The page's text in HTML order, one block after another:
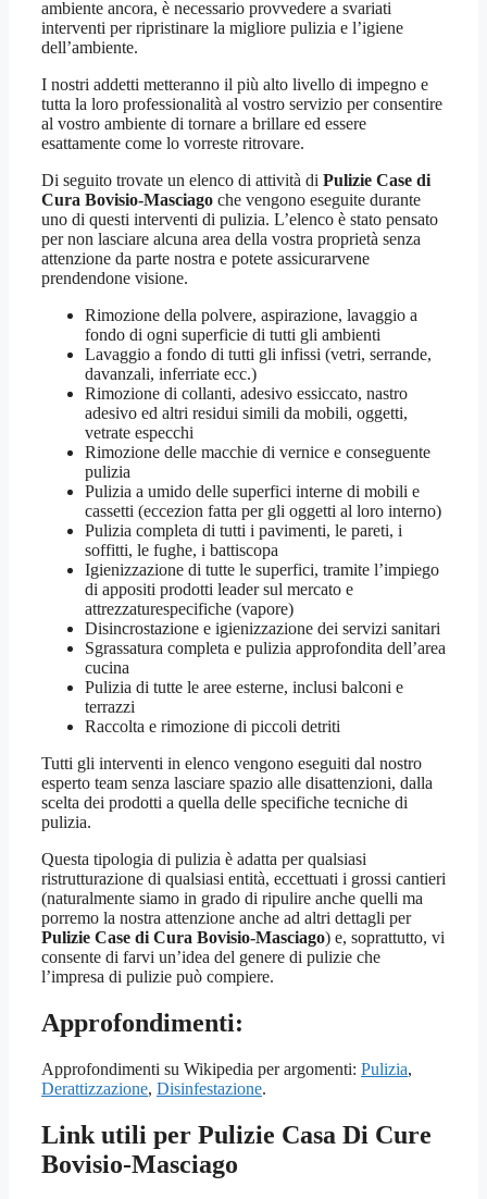
ambiente ancora, è necessario provvedere a svariati
interventi per ripristinare la migliore pulizia e l’igiene
dell’ambiente.
I nostri addetti metteranno il più alto livello di impegno e
tutta la loro professionalità al vostro servizio per consentire
al vostro ambiente di tornare a brillare ed essere
esattamente come lo vorreste ritrovare.
Di seguito trovate un elenco di attività di Pulizie Case di
Cura Bovisio-Masciago che vengono eseguite durante
uno di questi interventi di pulizia. L’elenco è stato pensato
per non lasciare alcuna area della vostra proprietà senza
attenzione da parte nostra e potete assicurarvene
prendendone visione.
Rimozione della polvere, aspirazione, lavaggio a
fondo di ogni superficie di tutti gli ambienti
Lavaggio a fondo di tutti gli infissi (vetri, serrande,
davanzali, inferriate ecc.)
Rimozione di collanti, adesivo essiccato, nastro
adesivo ed altri residui simili da mobili, oggetti,
vetrate especchi
Rimozione delle macchie di vernice e conseguente
pulizia
Pulizia a umido delle superfici interne di mobili e
cassetti (eccezion fatta per gli oggetti al loro interno)
Pulizia completa di tutti i pavimenti, le pareti, i
soffitti, le fughe, i battiscopa
Igienizzazione di tutte le superfici, tramite l’impiego
di appositi prodotti leader sul mercato e
attrezzaturespecifiche (vapore)
Disincrostazione e igienizzazione dei servizi sanitari
Sgrassatura completa e pulizia approfondita dell’area
cucina
Pulizia di tutte le aree esterne, inclusi balconi e
terrazzi
Raccolta e rimozione di piccoli detriti
Tutti gli interventi in elenco vengono eseguiti dal nostro
esperto team senza lasciare spazio alle disattenzioni, dalla
scelta dei prodotti a quella delle specifiche tecniche di
pulizia.
Questa tipologia di pulizia è adatta per qualsiasi
ristrutturazione di qualsiasi entità, eccettuati i grossi cantieri
(naturalmente siamo in grado di ripulire anche quelli ma
porremo la nostra attenzione anche ad altri dettagli per
Pulizie Case di Cura Bovisio-Masciago) e, soprattutto, vi
consente di farvi un’idea del genere di pulizie che
l’impresa di pulizie può compiere.
Approfondimenti:
Approfondimenti su Wikipedia per argomenti: Pulizia,
Derattizzazione, Disinfestazione.
Link utili per Pulizie Casa Di Cure
Bovisio-Masciago